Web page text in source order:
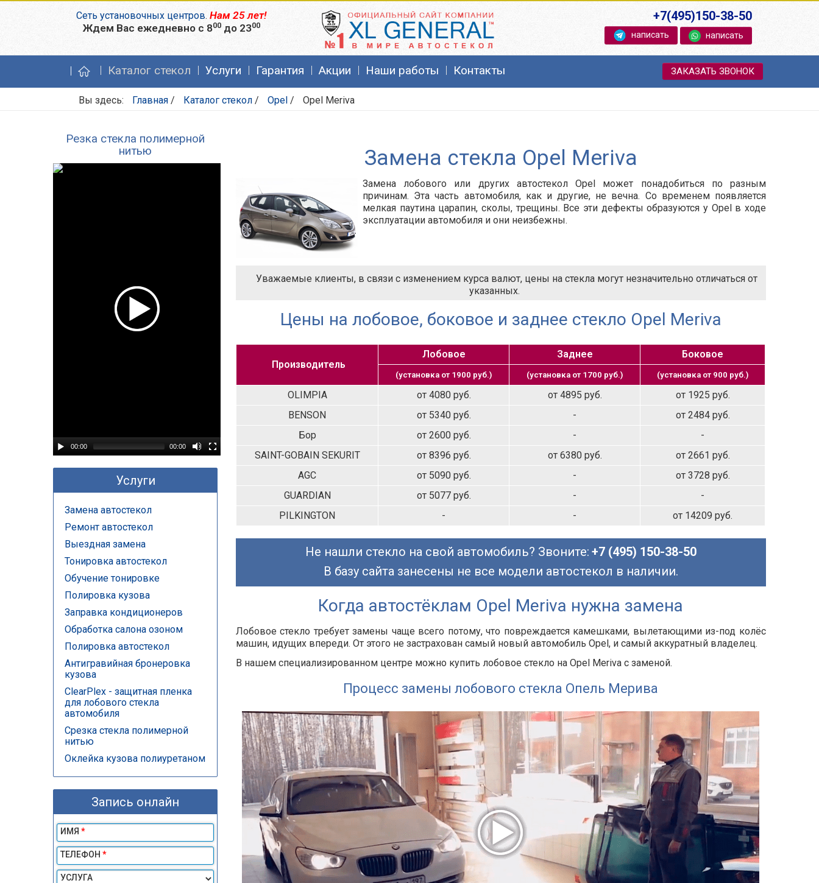
Сеть установочных центров.Нам 25 лет!
Ждем Вас ежедневно с 800 до 2300
+7(495)150-38-50
написать написать
Каталог стекол Услуги Гарантия Акции Наши работы Контакты ЗАКАЗАТЬ ЗВОНОК
Вы здесь: Главная / Каталог стекол / Opel / Opel Meriva
Резка стекла полимерной
нитью
00:00 00:00
Услуги
Замена автостекол
Ремонт автостекол
Выездная замена
Тонировка автостекол
Обучение тонировке
Полировка кузова
Заправка кондиционеров
Обработка салона озоном
Полировка автостекол
Антигравийная бронеровка
кузова
ClearPlex - защитная пленка
для лобового стекла
автомобиля
Срезка стекла полимерной
нитью
Оклейка кузова полиуретаном
Запись онлайн
ИМЯ *
ТЕЛЕФОН *
УСЛУГА
Замена стекла Opel Meriva
Замена лобового или других автостекол Opel может понадобиться по разным
причинам. Эта часть автомобиля, как и другие, не вечна. Со временем появляется
мелкая паутина царапин, сколы, трещины. Все эти дефекты образуются у Opel в ходе
эксплуатации автомобиля и они неизбежны.
Уважаемые клиенты, в связи с изменением курса валют, цены на стекла могут незначительно отличаться от
указанных.
Цены на лобовое, боковое и заднее стекло Opel Meriva
Производитель
Лобовое Заднее Боковое
(установка от 1900 руб.) (установка от 1700 руб.) (установка от 900 руб.)
OLIMPIA от 4080 руб. от 4895 руб.
от 1925 руб.
BENSON
от 5340 руб. -
от 2484 руб.
Бор
от 2600 руб. -
-
SAINT-GOBAIN SEKURIT
от 8396 руб. от 6380 руб.
от 2661 руб.
AGC
от 5090 руб. -
от 3728 руб.
GUARDIAN
от 5077 руб. -
-
PILKINGTON
- - от 14209 руб.
Не нашли стекло на свой автомобиль? Звоните: +7 (495) 150-38-50
В базу сайта занесены не все модели автостекол в наличии.
Когда автостёклам Opel Meriva нужна замена
Лобовое стекло требует замены чаще всего потому, что повреждается камешками, вылетающими из-под колёс
машин, идущих впереди. От этого не застрахован самый новый автомобиль Opel, и самый аккуратный владелец.
В нашем специализированном центре можно купить лобовое стекло на Opel Meriva с заменой.
Процесс замены лобового стекла Опель Мерива